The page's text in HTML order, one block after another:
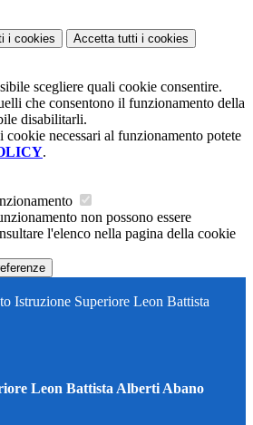
i cookies Accetta tutti i cookies
scegliere quali cookie consentire.
che consentono il funzionamento della
disabilitarli.
cookie necessari al funzionamento potete
.
non possono essere
l'elenco nella pagina della cookie
Istruzione Superiore Leon Battista
Leon Battista Alberti Abano